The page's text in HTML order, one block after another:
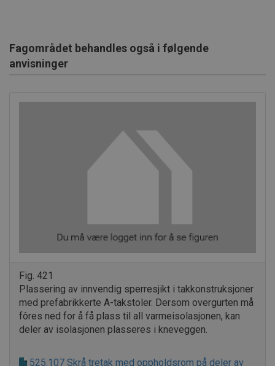
Fagområdet behandles også i følgende
anvisninger
Fig. 421
Plassering av innvendig sperresjikt i takkonstruksjoner
med prefabrikkerte A-takstoler. Dersom overgurten må
fôres ned for å få plass til all varmeisolasjonen, kan
deler av isolasjonen plasseres i kneveggen.
525.107 Skrå tretak med oppholdsrom på deler av